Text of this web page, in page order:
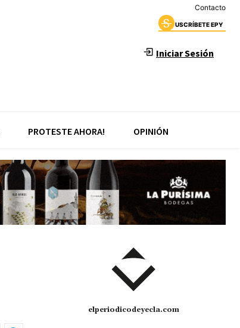
Contacto
USCRÍBETE EPY
Iniciar Sesión
PROTESTE AHORA! OPINIÓN
elperiodicodeyecla.com